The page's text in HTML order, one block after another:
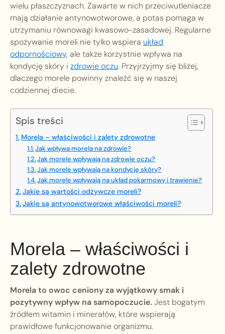
wielu płaszczyznach. Zawarte w nich przeciwutleniacze
mają działanie antynowotworowe, a potas pomaga w
utrzymaniu równowagi kwasowo-zasadowej. Regularne
spożywanie moreli nie tylko wspiera układ
odpornościowy, ale także korzystnie wpływa na
kondycję skóry i zdrowie oczu. Przyjrzyjmy się bliżej,
dlaczego morele powinny znaleźć się w naszej
codziennej diecie.
Spis treści
Morela – właściwości i zalety zdrowotne
Jak wpływa morela na zdrowie?
Jak morele wpływają na zdrowie oczu?
Jak morele wpływają na kondycję skóry?
Jak morele wpływają na układ pokarmowy i trawienie?
Jakie są wartości odżywcze moreli?
Jakie są antynowotworowe właściwości moreli?
Morela – właściwości i
zalety zdrowotne
Morela to owoc ceniony za wyjątkowy smak i
pozytywny wpływ na samopoczucie. Jest bogatym
źródłem witamin i minerałów, które wspierają
prawidłowe funkcjonowanie organizmu.